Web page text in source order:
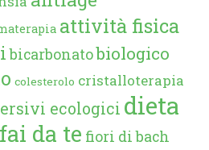
attività fisica
bicarbonatobiologico
colesterolo cristalloterapia
ecologici dieta
fai da te fiori di bach